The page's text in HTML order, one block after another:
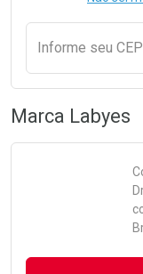
Informe seu CEP
Marca Labyes